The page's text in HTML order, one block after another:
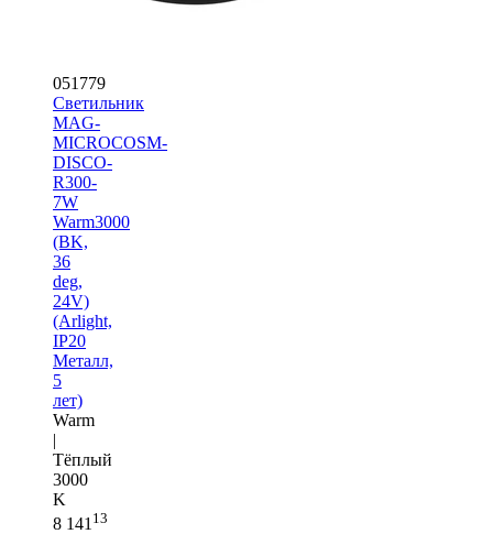
051779
Светильник
MAG-
MICROCOSM-
DISCO-
R300-
7W
Warm3000
(BK,
36
deg,
24V)
(Arlight,
IP20
Металл,
5
лет)
Warm
|
Тёплый
3000
K
8 141 13